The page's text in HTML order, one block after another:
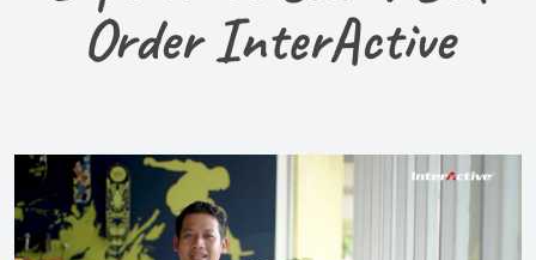
Order InterActive